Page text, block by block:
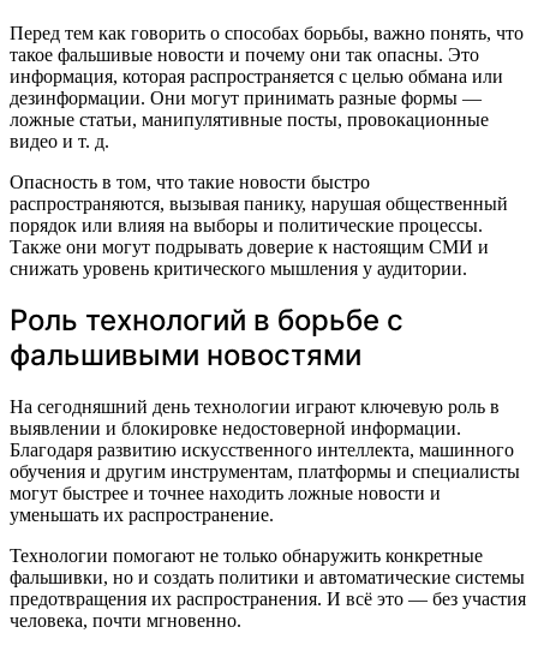
Перед тем как говорить о способах борьбы, важно понять, что
такое фальшивые новости и почему они так опасны. Это
информация, которая распространяется с целью обмана или
дезинформации. Они могут принимать разные формы —
ложные статьи, манипулятивные посты, провокационные
видео и т. д.
Опасность в том, что такие новости быстро
распространяются, вызывая панику, нарушая общественный
порядок или влияя на выборы и политические процессы.
Также они могут подрывать доверие к настоящим СМИ и
снижать уровень критического мышления у аудитории.
Роль технологий в борьбе с
фальшивыми новостями
На сегодняшний день технологии играют ключевую роль в
выявлении и блокировке недостоверной информации.
Благодаря развитию искусственного интеллекта, машинного
обучения и другим инструментам, платформы и специалисты
могут быстрее и точнее находить ложные новости и
уменьшать их распространение.
Технологии помогают не только обнаружить конкретные
фальшивки, но и создать политики и автоматические системы
предотвращения их распространения. И всё это — без участия
человека, почти мгновенно.